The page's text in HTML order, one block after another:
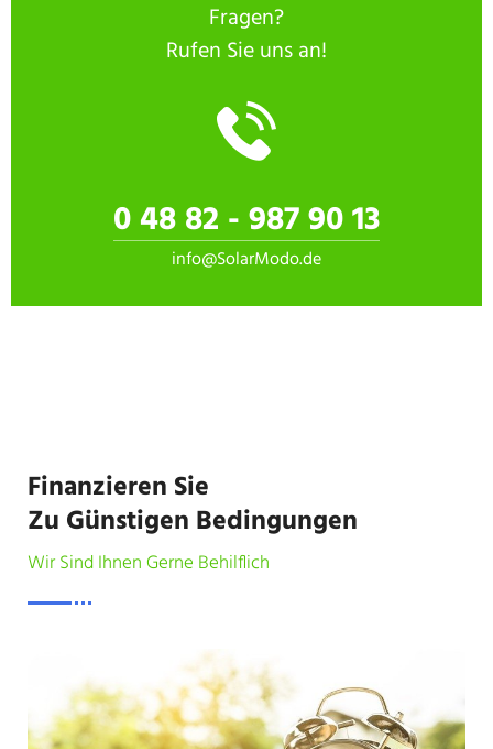
Fragen?
Rufen Sie uns an!
0 48 82 - 987 90 13
info@SolarModo.de
Finanzieren Sie
Zu Günstigen Bedingungen
Wir Sind Ihnen Gerne Behilflich